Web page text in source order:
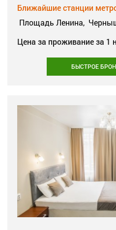
Ближайшие станции
Площадь Ленина,
Цена за проживание за 1
БЫСТРОЕ